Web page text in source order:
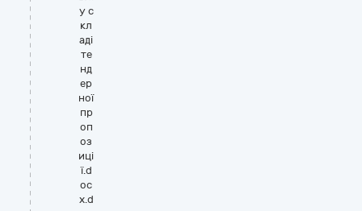
у с
кл
аді
те
нд
ер
ної
пр
оп
оз
иці
ї.d
oc
x.d